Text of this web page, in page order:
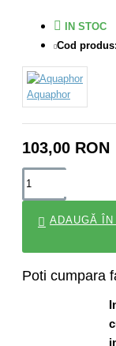
103,00 RON
IN STOC
Cod produs:
Aquaphor
ADAUGĂ ÎN
Poti cumpara